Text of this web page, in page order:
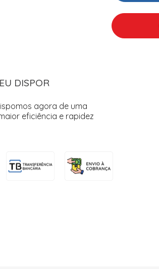
DISPOR
agora de uma
eficiência e rapidez